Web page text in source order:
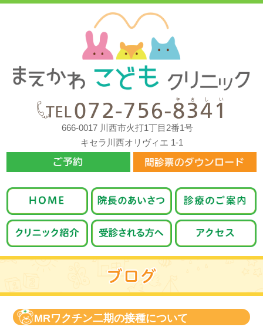
666-0017 川西市火打1丁目2番1号
キセラ川西オリヴィエ 1-1
MRワクチン二期の接種について